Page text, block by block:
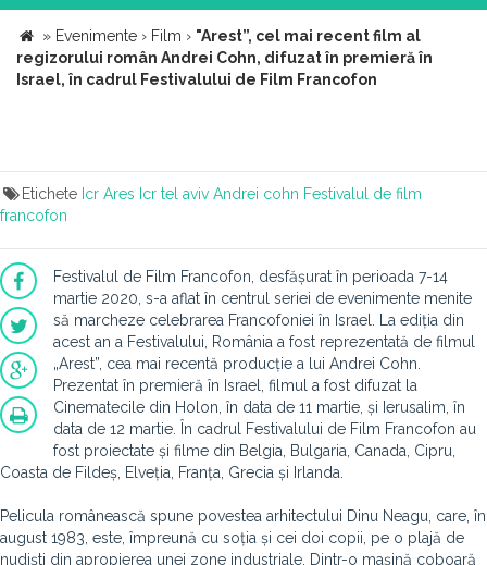
» Evenimente › Film › "Arest”, cel mai recent film al
regizorului român Andrei Cohn, difuzat în premieră în
Israel, în cadrul Festivalului de Film Francofon
Etichete Icr Ares Icr tel aviv Andrei cohn Festivalul de film
francofon
Festivalul de Film Francofon, desfășurat în perioada 7-14
martie 2020, s-a aflat în centrul seriei de evenimente menite
să marcheze celebrarea Francofoniei în Israel. La ediția din
acest an a Festivalului, România a fost reprezentată de filmul
„Arest”, cea mai recentă producție a lui Andrei Cohn.
Prezentat în premieră în Israel, filmul a fost difuzat la
Cinematecile din Holon, în data de 11 martie, și Ierusalim, în
data de 12 martie. În cadrul Festivalului de Film Francofon au
fost proiectate și filme din Belgia, Bulgaria, Canada, Cipru,
Coasta de Fildeș, Elveția, Franța, Grecia și Irlanda.
Pelicula românească spune povestea arhitectului Dinu Neagu, care, în
august 1983, este, împreună cu soția și cei doi copii, pe o plajă de
nudiști din apropierea unei zone industriale. Dintr-o mașină coboară